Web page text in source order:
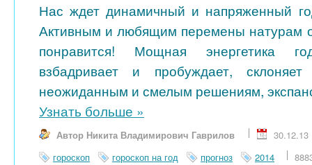
Нас ждет динамичный и напряженный
Активным и любящим перемены натурам
понравится! Мощная энергетика
взбадривает и пробуждает,
неожиданным и смелым решениям,
Узнать больше »
Автор Никита Владимирович Гаврилов
30.12.13
гороскоп
гороскоп на год прогноз 2014